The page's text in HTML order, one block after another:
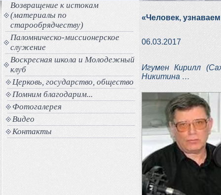
Возвращение к истокам
(материалы по
старообрядчеству)
Паломническо-миссионерское
служение
Воскресная школа и Молодежный
клуб
Церковь, государство, общество
Помним благодарим...
Фотогалерея
Видео
Контакты
«Человек,
06.03.2017
Игумен Кирилл
Никитина …